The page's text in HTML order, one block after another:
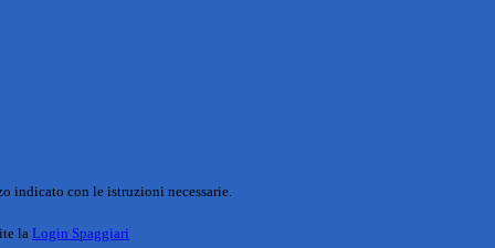
indicato con le istruzioni necessarie.
la Login Spaggiari